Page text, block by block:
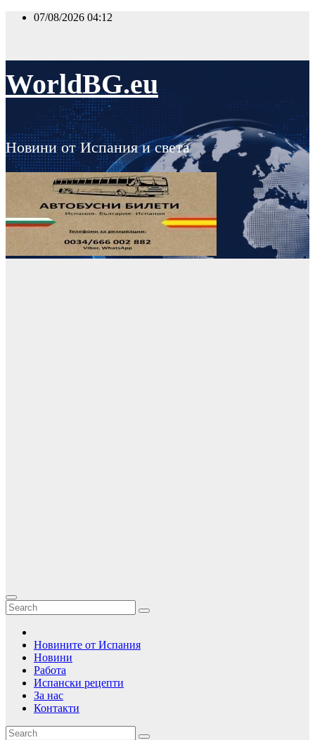
Skip
07/08/2026 04:12
WorldBG.eu
Новини от Испания и света
Новините от Испания
Новини
Работа
Испански рецепти
За нас
Контакти